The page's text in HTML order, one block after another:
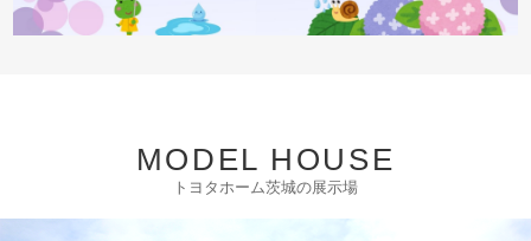
MODEL HOUSE
トヨタホーム茨城の展示場